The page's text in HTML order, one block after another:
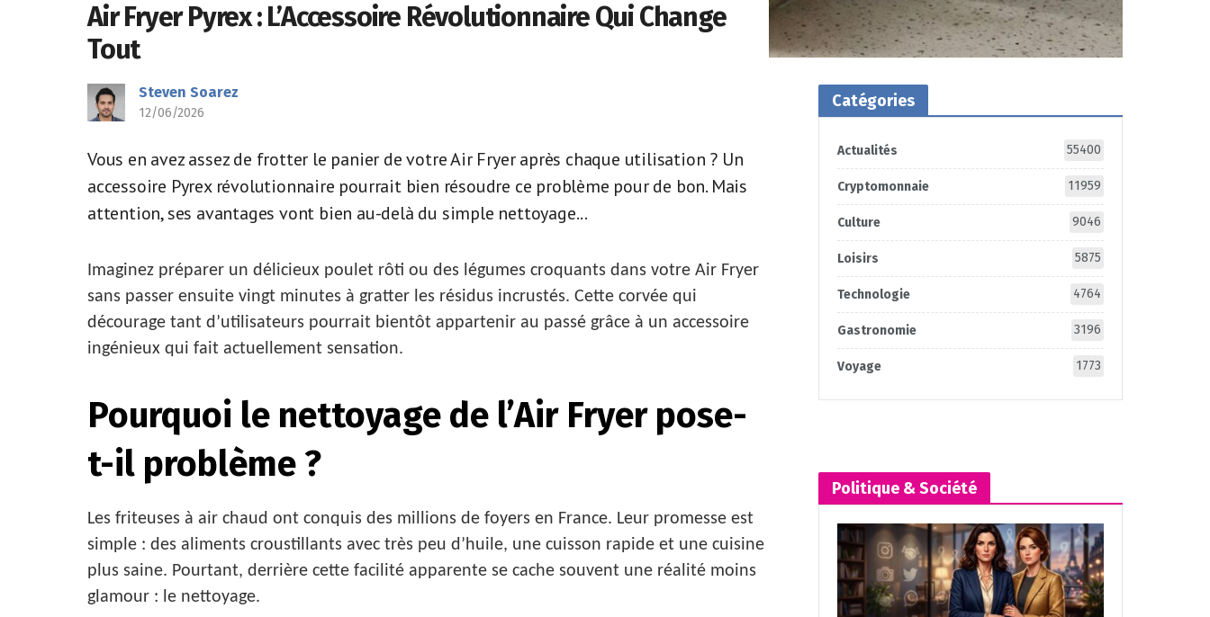
Air Fryer Pyrex : L’Accessoire Révolutionnaire Qui Change
Tout
Steven Soarez
12/06/2026
Vous en avez assez de frotter le panier de votre Air Fryer après chaque utilisation ? Un
accessoire Pyrex révolutionnaire pourrait bien résoudre ce problème pour de bon. Mais
attention, ses avantages vont bien au-delà du simple nettoyage...
Imaginez préparer un délicieux poulet rôti ou des légumes croquants dans votre Air Fryer
sans passer ensuite vingt minutes à gratter les résidus incrustés. Cette corvée qui
décourage tant d’utilisateurs pourrait bientôt appartenir au passé grâce à un accessoire
ingénieux qui fait actuellement sensation.
Pourquoi le nettoyage de l’Air Fryer pose-
t-il problème ?
Les friteuses à air chaud ont conquis des millions de foyers en France. Leur promesse est
simple : des aliments croustillants avec très peu d’huile, une cuisson rapide et une cuisine
plus saine. Pourtant, derrière cette facilité apparente se cache souvent une réalité moins
glamour : le nettoyage.
Catégories
Actualités 55400
Cryptomonnaie 11959
Culture 9046
Loisirs 5875
Technologie 4764
Gastronomie 3196
Voyage 1773
Politique & Société